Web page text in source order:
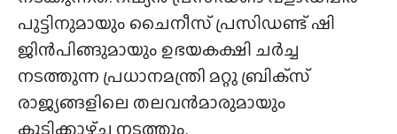
പുട്ടിനുമായും ചൈനീസ് പ്രസിഡണ്ട് ഷി
ജിൻപിങ്ങുമായും ഉഭയകക്ഷി ചർച്ച
നടത്തുന്ന പ്രധാനമന്ത്രി മറ്റു ബ്രിക്‌സ്
രാജ്യങ്ങളിലെ തലവൻമാരുമായും
കൂടിക്കാഴ്‌ച നടത്തും.